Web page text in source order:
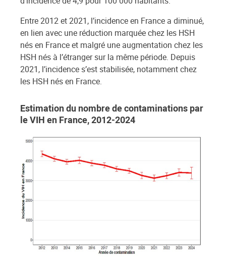
Entre 2012 et 2021, l’incidence en France a diminué,
en lien avec une réduction marquée chez les HSH
nés en France et malgré une augmentation chez les
HSH nés à l’étranger sur la même période. Depuis
2021, l’incidence s’est stabilisée, notamment chez
les HSH nés en France.
Estimation du nombre de contaminations par
le VIH en France, 2012-2024